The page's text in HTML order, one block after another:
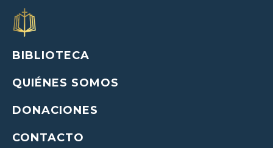
BIBLIOTECA
QUIÉNES SOMOS
DONACIONES
CONTACTO